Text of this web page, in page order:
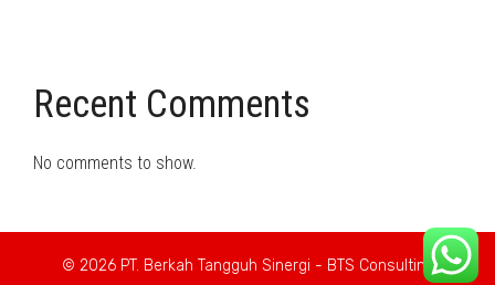
Recent Comments
No comments to show.
© 2026 PT. Berkah Tangguh Sinergi - BTS Consulting